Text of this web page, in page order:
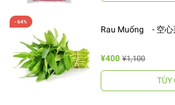
Rau Muống - 空心
¥400 ¥1,100
TÙY